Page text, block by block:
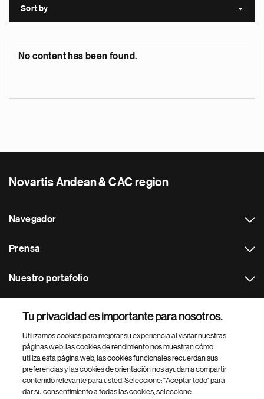
Sort by Sort
No content has been found.
Novartis Andean & CAC region
Navegador
Prensa
Nuestro portafolio
Footer Site Search
Tu privacidad es importante para nosotros.
Utilizamos cookies para mejorar su experiencia al visitar nuestras
páginas web: las cookies de rendimiento nos muestran cómo
utiliza esta página web, las cookies funcionales recuerdan sus
preferencias y las cookies de orientación nos ayudan a compartir
contenido relevante para usted. Seleccione: "Aceptar todo" para
dar su consentimiento a todas las cookies, seleccione